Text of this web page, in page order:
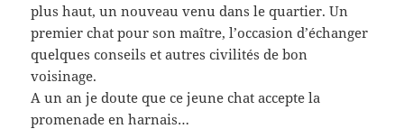
plus haut, un nouveau venu dans le quartier. Un
premier chat pour son maître, l’occasion d’échanger
quelques conseils et autres civilités de bon
voisinage.
A un an je doute que ce jeune chat accepte la
promenade en harnais…